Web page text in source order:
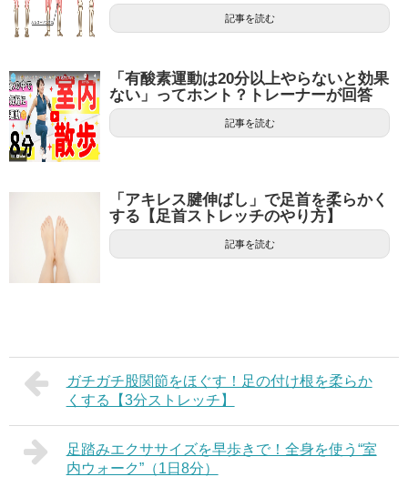
記事を読む
「有酸素運動は20分以上やらないと効果
ない」ってホント？トレーナーが回答
記事を読む
「アキレス腱伸ばし」で足首を柔らかく
する【足首ストレッチのやり方】
記事を読む
ガチガチ股関節をほぐす！足の付け根を柔らか
くする【3分ストレッチ】
足踏みエクササイズを早歩きで！全身を使う“室
内ウォーク”（1日8分）